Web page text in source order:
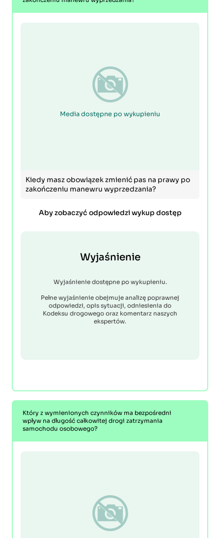
Media dostępne po wykupieniu
Kiedy masz obowiązek zmienić pas na prawy po
zakończeniu manewru wyprzedzania?
Aby zobaczyć odpowiedzi wykup dostęp
Wyjaśnienie
Wyjaśnienie dostępne po wykupieniu.
Pełne wyjaśnienie obejmuje analizę poprawnej
odpowiedzi, opis sytuacji, odniesienia do
Kodeksu drogowego oraz komentarz naszych
ekspertów.
Który z wymienionych czynników ma bezpośredni
wpływ na długość całkowitej drogi zatrzymania
samochodu osobowego?